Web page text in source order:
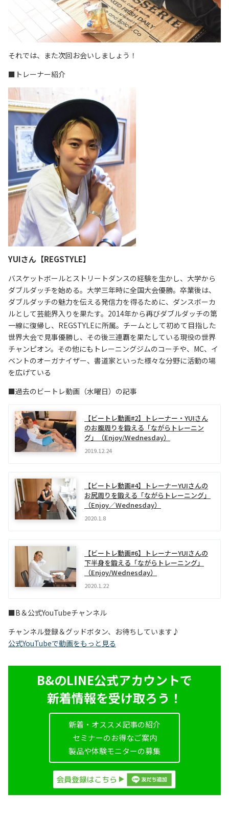
それでは、また次回お会いしましょう！
■トレーナー紹介
YUIさん【REGSTYLE】
バスケットボールとストリートダンスの経験を生かし、大学から
ダブルダッチを始める。大学三年時に全国大会優勝。卒業後は、
ダブルダッチの魅力を伝える発信力を得るために、ダンスボーカ
ルとして芸能界入りを果たす。2014年から再びダブルダッチの第
一線に復帰し、REGSTYLEに所属。チームとして初めて目指した
世界大会で見事優勝し、その後三連覇を果たしている現役の世界
チャンピオン。その他にもトレーニングジムのコーチや、MC、イ
ベントのオーガナイザー、書道家といった様々な分野に活動の場
を広げている
■過去のビートレ動画（水曜日）の記事
【ビートレ動画#2】トレーナー・YUIさん
のお腹周りを鍛える「ながらトレーニン
グ」（Enjoy/Wednesday）
2019.12.24
【ビートレ動画#4】トレーナーYUIさんの
お尻周りを鍛える「ながらトレーニング」
（Enjoy／Wednesday）
2020.1.8
【ビートレ動画#6】トレーナーYUIさんの
下半身を鍛える「ながらトレーニング」
（Enjoy/Wednesday）
2020.1.22
■B＆公式YouTubeチャンネル
チャンネル登録＆グッドボタン、お待ちしています♪
公式YouTubeで動画をもっと見る
B&のLINE公式アカウントで
新着情報を受け取ろう！
新着・オススメ記事の紹介
セミナーのお得なご案内
製品や体験モニターの募集